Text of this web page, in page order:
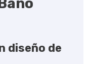
diseño de